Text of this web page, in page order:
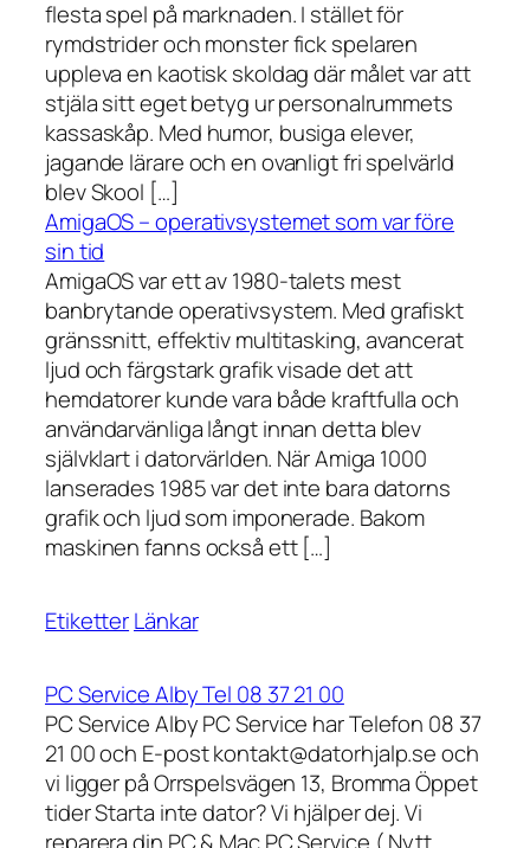
flesta spel på marknaden. I stället för
rymdstrider och monster fick spelaren
uppleva en kaotisk skoldag där målet var att
stjäla sitt eget betyg ur personalrummets
kassaskåp. Med humor, busiga elever,
jagande lärare och en ovanligt fri spelvärld
blev Skool […]
AmigaOS – operativsystemet som var före
sin tid
AmigaOS var ett av 1980-talets mest
banbrytande operativsystem. Med grafiskt
gränssnitt, effektiv multitasking, avancerat
ljud och färgstark grafik visade det att
hemdatorer kunde vara både kraftfulla och
användarvänliga långt innan detta blev
självklart i datorvärlden. När Amiga 1000
lanserades 1985 var det inte bara datorns
grafik och ljud som imponerade. Bakom
maskinen fanns också ett […]
EtiketterLänkar
PC Service Alby Tel 08 37 21 00
PC Service Alby PC Service har Telefon 08 37
21 00 och E-post kontakt@datorhjalp.se och
vi ligger på Orrspelsvägen 13, Bromma Öppet
tider Starta inte dator? Vi hjälper dej. Vi